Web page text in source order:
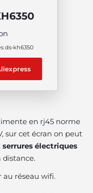
ds-kh6350
en rj45 norme
sur cet écran on peut
serrures électriques
distance.
au réseau wifi.